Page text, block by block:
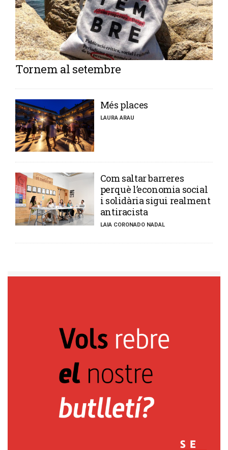
Tornem al setembre
​Més places
LAURA ARAU
​Com saltar barreres
perquè l’economia social
i solidària sigui realment
antiracista
LAIA CORONADO NADAL